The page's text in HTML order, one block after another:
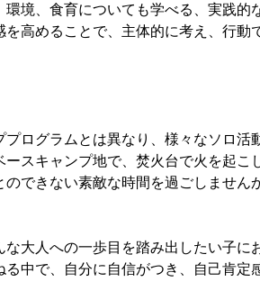
境、食育についても学べる、実践的
高めることで、主体的に考え、行動
ログラムとは異なり、様々なソロ活
スキャンプ地で、焚火台で火を起こ
できない素敵な時間を過ごしません
大人への一歩目を踏み出したい子に
中で、自分に自信がつき、自己肯定